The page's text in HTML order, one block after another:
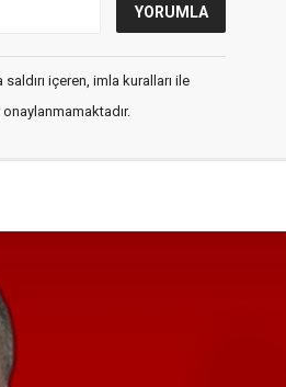
içeren, imla kuralları ile